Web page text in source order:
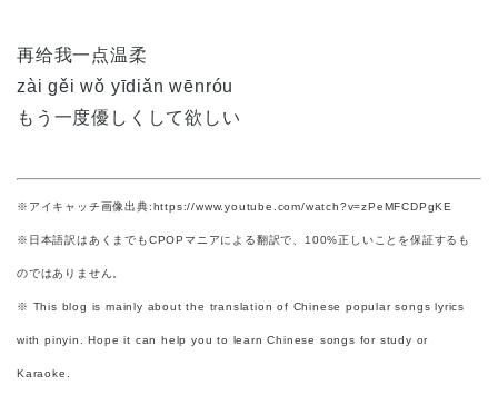
再给我一点温柔
zài gěi wǒ yīdiǎn wēnróu
もう一度優しくして欲しい
※アイキャッチ画像出典:https://www.youtube.com/watch?v=zPeMFCDPgKE
※日本語訳はあくまでもCPOPマニアによる翻訳で、100%正しいことを保証するも
のではありません。
※ This blog is mainly about the translation of Chinese popular songs lyrics
with pinyin. Hope it can help you to learn Chinese songs for study or
Karaoke.